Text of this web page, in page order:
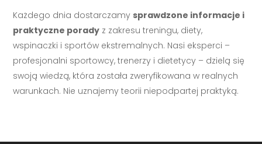
Każdego dnia dostarczamy sprawdzone informacje i
praktyczne porady z zakresu treningu, diety,
wspinaczki i sportów ekstremalnych. Nasi eksperci –
profesjonalni sportowcy, trenerzy i dietetycy – dzielą się
swoją wiedzą, która została zweryfikowana w realnych
warunkach. Nie uznajemy teorii niepodpartej praktyką.